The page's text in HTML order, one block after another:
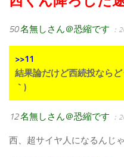
50名無しさん＠恐縮です ：
>>11
結果論だけど西続投なら
｀)
12名無しさん＠恐縮です ：
西、超サイヤ人になるんじ